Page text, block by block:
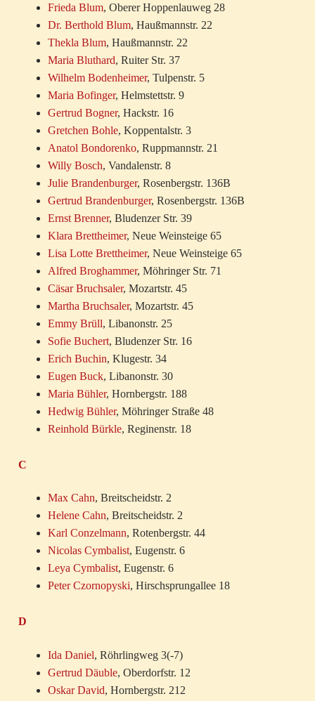
Frieda Blum, Oberer Hoppenlauweg 28
Dr. Berthold Blum, Haußmannstr. 22
Thekla Blum, Haußmannstr. 22
Maria Bluthard, Ruiter Str. 37
Wilhelm Bodenheimer, Tulpenstr. 5
Maria Bofinger, Helmstettstr. 9
Gertrud Bogner, Hackstr. 16
Gretchen Bohle, Koppentalstr. 3
Anatol Bondorenko, Ruppmannstr. 21
Willy Bosch, Vandalenstr. 8
Julie Brandenburger, Rosenbergstr. 136B
Gertrud Brandenburger, Rosenbergstr. 136B
Ernst Brenner, Bludenzer Str. 39
Klara Brettheimer, Neue Weinsteige 65
Lisa Lotte Brettheimer, Neue Weinsteige 65
Alfred Broghammer, Möhringer Str. 71
Cäsar Bruchsaler, Mozartstr. 45
Martha Bruchsaler, Mozartstr. 45
Emmy Brüll, Libanonstr. 25
Sofie Buchert, Bludenzer Str. 16
Erich Buchin, Klugestr. 34
Eugen Buck, Libanonstr. 30
Maria Bühler, Hornbergstr. 188
Hedwig Bühler, Möhringer Straße 48
Reinhold Bürkle, Reginenstr. 18
C
Max Cahn, Breitscheidstr. 2
Helene Cahn, Breitscheidstr. 2
Karl Conzelmann, Rotenbergstr. 44
Nicolas Cymbalist, Eugenstr. 6
Leya Cymbalist, Eugenstr. 6
Peter Czornopyski, Hirschsprungallee 18
D
Ida Daniel, Röhrlingweg 3(-7)
Gertrud Däuble, Oberdorfstr. 12
Oskar David, Hornbergstr. 212